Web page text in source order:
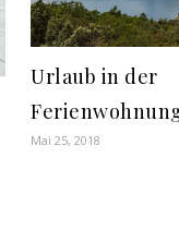
Urlaub in der
Mai 25, 2018